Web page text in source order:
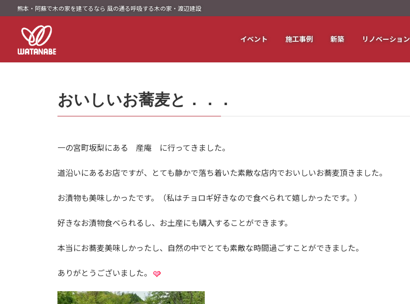
ン
へ
ビ
ョ
熊本・阿蘇で木の家を建てるなら 風の通る呼吸する木の家・渡辺建設
イベント 施工事例 新築 リノベーション
おいしいお蕎麦と．．．
一の宮町坂梨にある 産庵 に行ってきました。
道沿いにあるお店ですが、とても静かで落ち着いた素敵な店内でおいしいお蕎麦頂きました。
お漬物も美味しかったです。（私はチョロギ好きなので食べられて嬉しかったです。）
好きなお漬物食べられるし、お土産にも購入することができます。
本当にお蕎麦美味しかったし、自然の中でとても素敵な時間過ごすことができました。
ありがとうございました。